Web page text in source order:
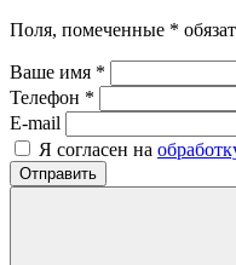
Поля, помеченные *
Ваше имя *
Телефон *
E-mail
Я согласен на
Отправить